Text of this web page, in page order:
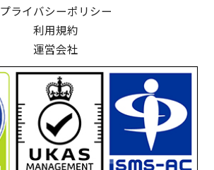
プライバシーポリシー
利用規約
運営会社